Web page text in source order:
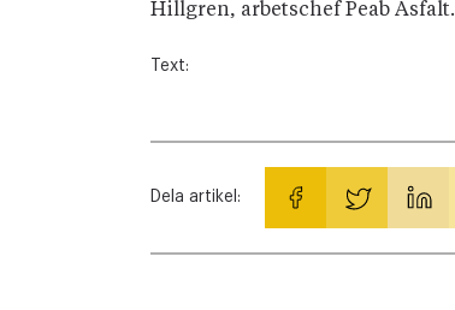
Hillgren, arbetschef Peab Asfalt.
Text:
Dela artikel: